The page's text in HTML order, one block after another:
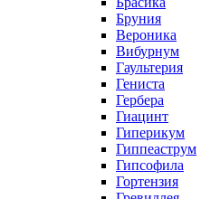
Бруния
Вероника
Вибурнум
Гаультерия
Гениста
Гербера
Гиацинт
Гиперикум
Гиппеаструм
Гипсофила
Гортензия